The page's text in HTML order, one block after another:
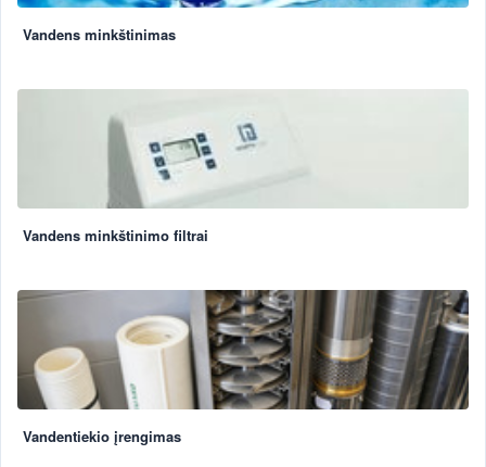
Vandens minkštinimas
Vandens minkštinimo filtrai
Vandentiekio įrengimas